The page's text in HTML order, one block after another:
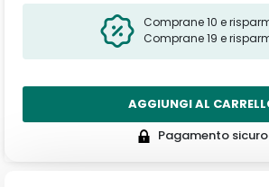
Comprane 10 e
Comprane 19 e
AGGIUNGI AL
Pagamento sicuro